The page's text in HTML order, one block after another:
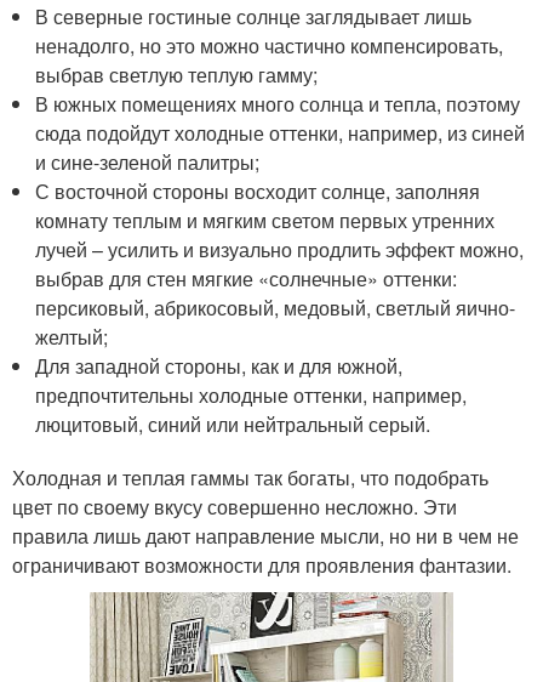
В северные гостиные солнце заглядывает лишь
ненадолго, но это можно частично компенсировать,
выбрав светлую теплую гамму;
В южных помещениях много солнца и тепла, поэтому
сюда подойдут холодные оттенки, например, из синей
и сине-зеленой палитры;
С восточной стороны восходит солнце, заполняя
комнату теплым и мягким светом первых утренних
лучей – усилить и визуально продлить эффект можно,
выбрав для стен мягкие «солнечные» оттенки:
персиковый, абрикосовый, медовый, светлый яично-
желтый;
Для западной стороны, как и для южной,
предпочтительны холодные оттенки, например,
люцитовый, синий или нейтральный серый.
Холодная и теплая гаммы так богаты, что подобрать
цвет по своему вкусу совершенно несложно. Эти
правила лишь дают направление мысли, но ни в чем не
ограничивают возможности для проявления фантазии.